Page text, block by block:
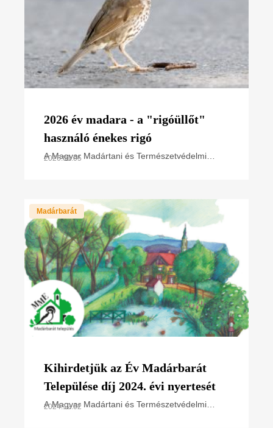
2026 év madara - a "rigóüllőt"
használó énekes rigó
A Magyar Madártani és Természetvédelmi
2026.01.05
Madárbarát
Kihirdetjük az Év Madárbarát
Települése díj 2024. évi nyertesét
A Magyar Madártani és Természetvédelmi
2024.12.02